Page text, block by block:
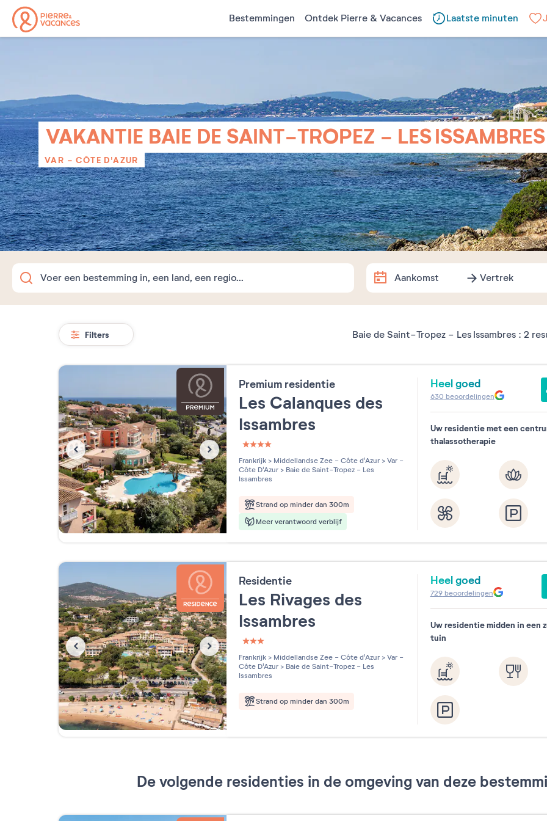
Bestemmingen Ontdek Pierre & Vacances Laatste minuten
VAKANTIE BAIE DE SAINT-TROPEZ - LES ISSAMBRES
VAR - CÔTE D'AZUR
Aankomst Vertrek
di wo do
1
4
10 14
18 19 21
25 26 28
Baie de Saint-Tropez - Les Issambres : 2
Filters
Premium residentie
Les Calanques des
Issambres
4 étoiles sur 5
Frankrijk > Middellandse Zee - Côte d'Azur > Var -
Côte D'Azur > Baie de Saint-Tropez - Les
Issambres
Strand op minder dan 300m
Meer verantwoord verblijf
Heel goed
630 beoordelingen
Uw residentie met een
thalassotherapie
Residentie
Les Rivages des
Issambres
3 étoiles sur 5
Frankrijk > Middellandse Zee - Côte d'Azur > Var -
Côte D'Azur > Baie de Saint-Tropez - Les
Issambres
Strand op minder dan 300m
Heel goed
729beoordelingen
Uw residentie midden in een
tuin
De volgende residenties in de omgeving van deze